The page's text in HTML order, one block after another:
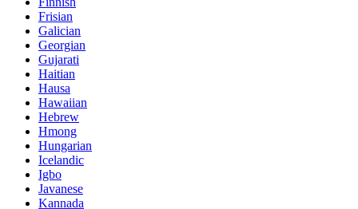
Frisian
Galician
Georgian
Gujarati
Haitian
Hausa
Hawaiian
Hebrew
Hmong
Hungarian
Icelandic
Igbo
Javanese
Kannada